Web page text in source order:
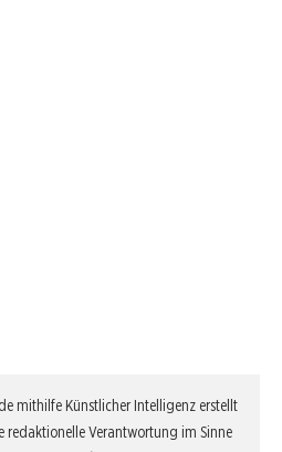
mithilfe Künstlicher Intelligenz erstellt
redaktionelle Verantwortung im Sinne